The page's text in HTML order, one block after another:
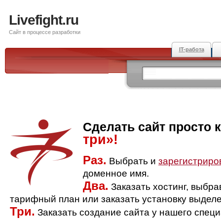
Livefight.ru
Сайт в процессе разработки
IT-работа
Сделать сайт просто
три»!
Раз. Выбрать и
доменное имя.
Два. Заказать хостинг,
тарифный план или заказать установку
Три. Заказать создание сайта у нашего